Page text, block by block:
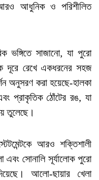
আধুনিক ও পরিশীলিত
ভঙ্গিতে সাজানো, যা পুরো
দূরে রেখে একধরনের সহজ
অনুসরণ করা হয়েছে-হালকা
প্রাকৃতিক ঠোঁটের রঙ, যা
তুলেছে।
আরও শক্তিশালী
সোনালি সূর্যালোক পুরো
আলো-ছায়ার খেলা